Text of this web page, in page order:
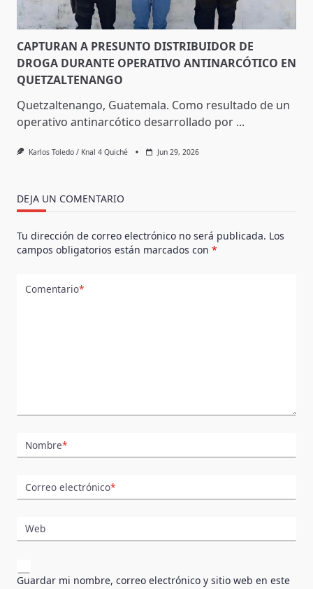
CAPTURAN A PRESUNTO DISTRIBUIDOR DE
DROGA DURANTE OPERATIVO ANTINARCÓTICO EN
QUETZALTENANGO
Quetzaltenango, Guatemala. Como resultado de un
operativo antinarcótico desarrollado por ...
Karlos Toledo / Knal 4 Quiché Jun 29, 2026
DEJA UN COMENTARIO
Tu dirección de correo electrónico no será publicada. Los
campos obligatorios están marcados con *
Comentario*
Nombre*
Correo electrónico*
Web
Guardar mi nombre, correo electrónico y sitio web en este